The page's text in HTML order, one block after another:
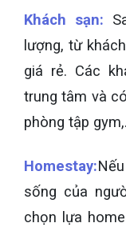
Khách sạn:
lượng, từ
giá rẻ. Các
trung tâm và
phòng tập
Homestay:
sống của
chọn lựa